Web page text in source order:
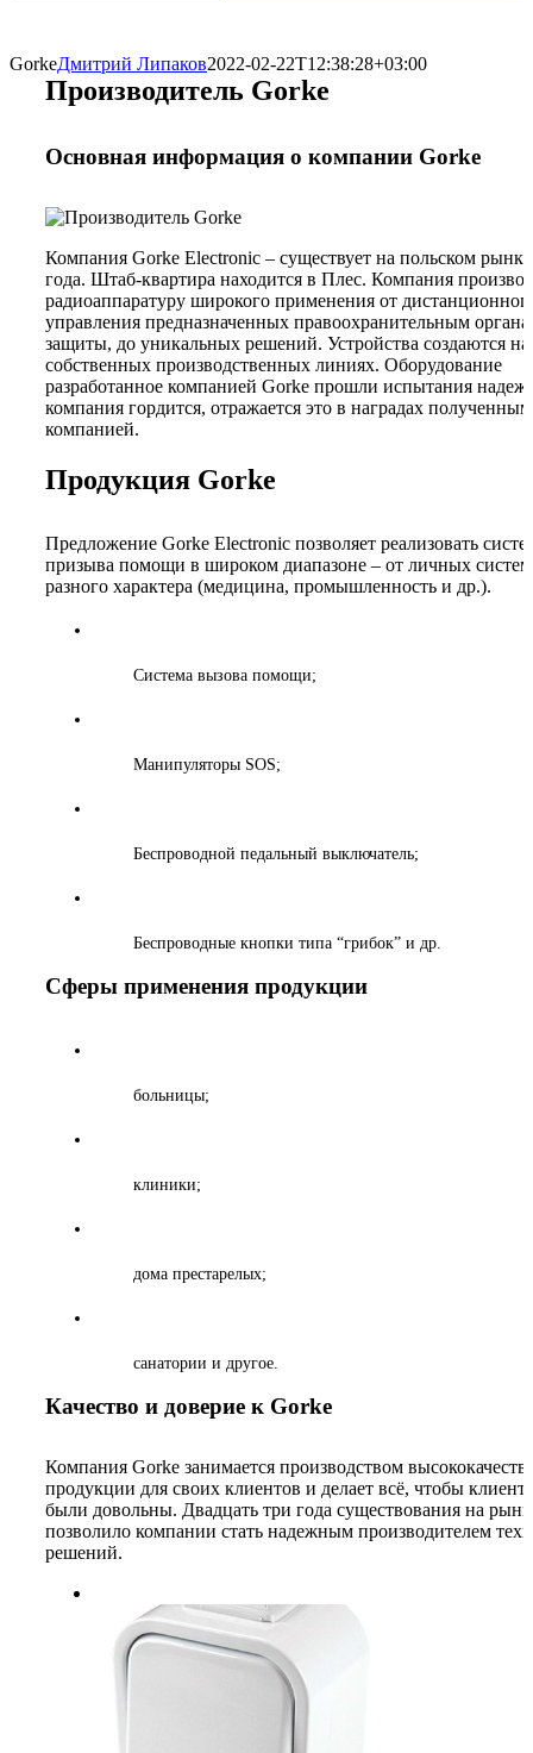
GorkeДмитрий Липаков2022-02-22T12:38:28+03:00
Производитель Gorke
Основная информация о компании Gorke
Компания Gorke Electronic – существует на польском
года. Штаб-квартира находится в Плес. Компания
радиоаппаратуру широкого применения от
управления предназначенных правоохранительным
защиты, до уникальных решений. Устройства создаются на
собственных производственных линиях. Оборудование
разработанное компанией Gorke прошли испытания
компания гордится, отражается это в наградах
компанией.
Продукция Gorke
Предложение Gorke Electronic позволяет реализовать
призыва помощи в широком диапазоне – от личных систем
разного характера (медицина, промышленность и др.).
Система вызова помощи;
Манипуляторы SOS;
Беспроводной педальный выключатель;
Беспроводные кнопки типа “грибок” и др.
Сферы применения продукции
больницы;
клиники;
дома престарелых;
санатории и другое.
Качество и доверие к Gorke
Компания Gorke занимается производством
продукции для своих клиентов и делает всё, чтобы
были довольны. Двадцать три года существования на
позволило компании стать надежным производителем
решений.